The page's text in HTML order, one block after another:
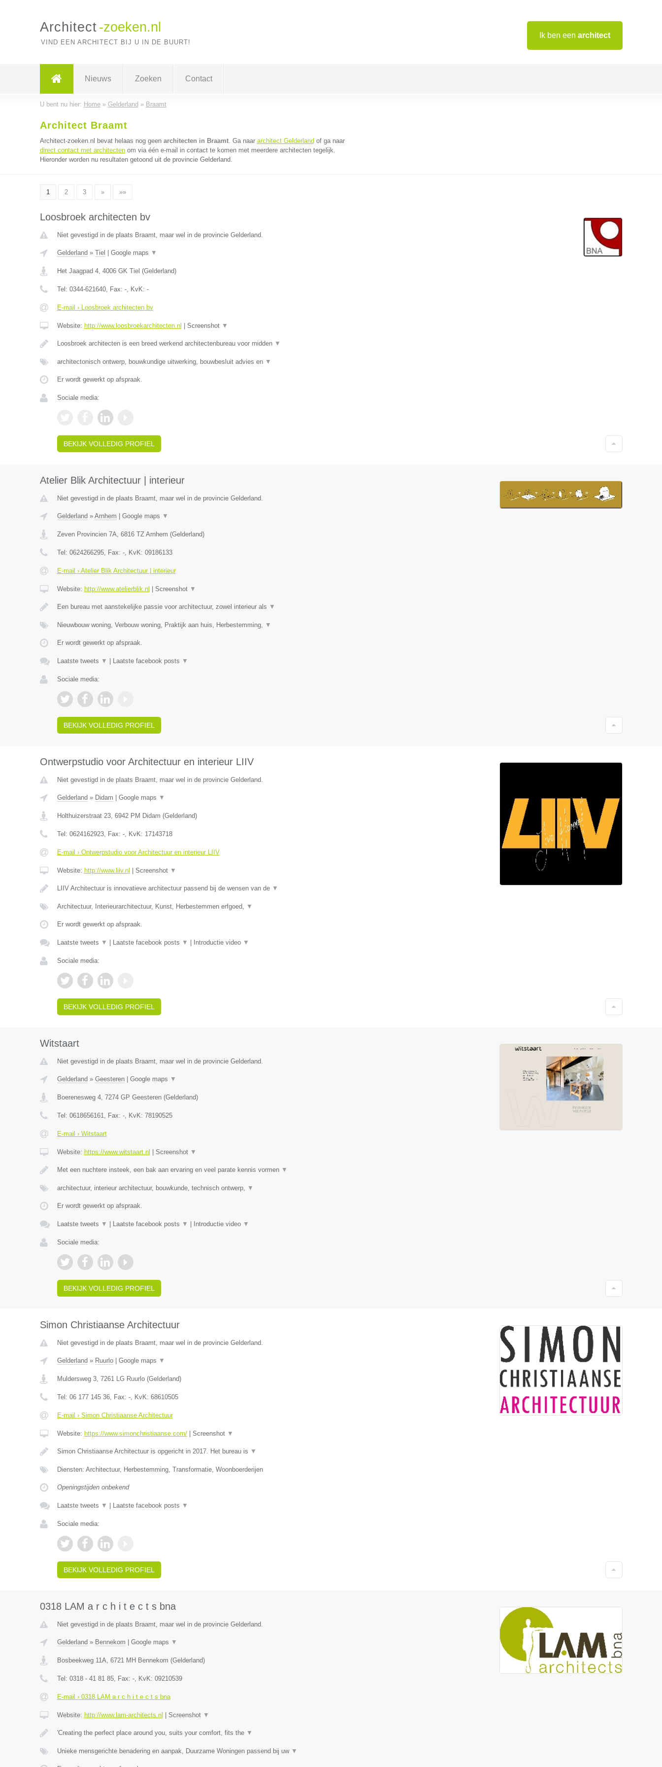
Ik ben een architect
Architect -zoeken.nl
VIND EEN ARCHITECT BIJ U IN DE BUURT!
Nieuws Zoeken Contact
U bent nu hier: Home» Gelderland » Braamt
Architect Braamt
Architect-zoeken.nl bevat helaas nog geen architecten in Braamt. Ga naar architect Gelderland of ga naar
direct contact met architectenom via één e-mail in contact te komen met meerdere architecten tegelijk.
Hieronder worden nu resultaten getoond uit de provincie Gelderland.
1 2 3 » »»
Loosbroek architecten bv
Niet gevestigd in de plaats Braamt, maar wel in de provincie Gelderland.
Gelderland » Tiel Google maps ▼
Het Jaagpad 4, 4006 GK Tiel (Gelderland)
Tel: 0344-621640, Fax: -, KvK: -
E-mail › Loosbroek architecten bv
Website: http://www.loosbroekarchitecten.nl Screenshot ▼
Loosbroek architecten is een breed werkend architectenbureau voor midden ▼
architectonisch ontwerp, bouwkundige uitwerking, bouwbesluit advies en ▼
Er wordt gewerkt op afspraak.
Sociale media:
BEKIJK VOLLEDIG PROFIEL
Atelier Blik Architectuur | interieur
Niet gevestigd in de plaats Braamt, maar wel in de provincie Gelderland.
Gelderland » Arnhem Google maps ▼
Zeven Provincien 7A, 6816 TZ Arnhem (Gelderland)
Tel: 0624266295, Fax: -, KvK: 09186133
E-mail › Atelier Blik Architectuur | interieur
Website: http://www.atelierblik.nl Screenshot ▼
Een bureau met aanstekelijke passie voor architectuur, zowel interieur als ▼
Nieuwbouw woning, Verbouw woning, Praktijk aan huis, Herbestemming, ▼
Er wordt gewerkt op afspraak.
Laatste tweets ▼ Laatste facebook posts ▼
Sociale media:
BEKIJK VOLLEDIG PROFIEL
Ontwerpstudio voor Architectuur en interieur LIIV
Niet gevestigd in de plaats Braamt, maar wel in de provincie Gelderland.
Gelderland » Didam Google maps ▼
Holthuizerstraat 23, 6942 PM Didam (Gelderland)
Tel: 0624162923, Fax: -, KvK: 17143718
E-mail › Ontwerpstudio voor Architectuur en interieur LIIV
Website: http://www.liiv.nl Screenshot ▼
LIIV Architectuur is innovatieve architectuur passend bij de wensen van de ▼
Architectuur, Interieurarchitectuur, Kunst, Herbestemmen erfgoed, ▼
Er wordt gewerkt op afspraak.
Laatste tweets ▼ Laatste facebook posts ▼ Introductie video ▼
Sociale media:
BEKIJK VOLLEDIG PROFIEL
Witstaart
Niet gevestigd in de plaats Braamt, maar wel in de provincie Gelderland.
Gelderland » Geesteren| Google maps ▼
Boerenesweg 4, 7274 GP Geesteren(Gelderland)
Tel: 0618656161, Fax: -, KvK: 78190525
E-mail › Witstaart
Website: https://www.witstaart.nl Screenshot ▼
Met een nuchtere insteek, een bak aan ervaring en veel parate kennis vormen ▼
architectuur, interieur architectuur, bouwkunde, technisch ontwerp, ▼
Er wordt gewerkt op afspraak.
Laatste tweets ▼ Laatste facebook posts ▼ Introductie video ▼
Sociale media:
BEKIJK VOLLEDIG PROFIEL
Simon Christiaanse Architectuur
Niet gevestigd in de plaats Braamt, maar wel in de provincie Gelderland.
Gelderland » Ruurlo| Google maps ▼
Muldersweg 3, 7261 LG Ruurlo(Gelderland)
Tel: 06 177 145 36, Fax: -, KvK: 68610505
E-mail › Simon Christiaanse Architectuur
Website: https://www.simonchristiaanse.com/| Screenshot ▼
Simon Christiaanse Architectuur is opgericht in 2017. Het bureau is ▼
Diensten: Architectuur, Herbestemming, Transformatie, Woonboerderijen
Openingstijden onbekend
Laatste tweets ▼ Laatste facebook posts ▼
Sociale media:
BEKIJK VOLLEDIG PROFIEL
0318 LAM a r c h i t e c t s bna
Niet gevestigd in de plaats Braamt, maar wel in de provincie Gelderland.
Gelderland » Bennekom Google maps ▼
Bosbeekweg 11A, 6721 MH Bennekom (Gelderland)
Tel: 0318 - 41 81 85, Fax: -, KvK: 09210539
E-mail › 0318 LAM a r c h i t e c t s bna
Website: http://www.lam-architects.nl Screenshot ▼
'Creating the perfect place around you, suits your comfort, fits the ▼
Unieke mensgerichte benadering en aanpak, Duurzame Woningen passend bij uw ▼